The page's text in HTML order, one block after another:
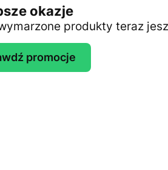
okazje
produkty teraz
promocje